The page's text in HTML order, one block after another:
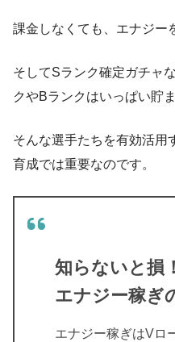
課金しなくても、エナジー
そしてSランク確定ガチャ
クやBランクはいっぱい貯ま
そんな選手たちを有効活用
育成では重要なのです。
知らないと損
エナジー稼ぎ
エナジー稼ぎはVロ